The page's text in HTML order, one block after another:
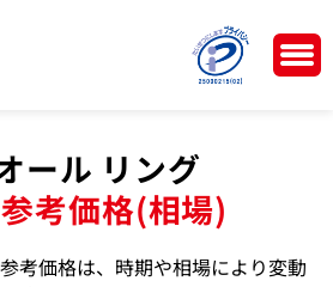
ール リング
参考価格(相場)
考価格は、時期や相場により変動